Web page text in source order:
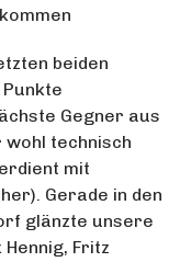
beiden
Gegner aus
technisch
mit
Gerade in den
glänzte unsere
Fritz